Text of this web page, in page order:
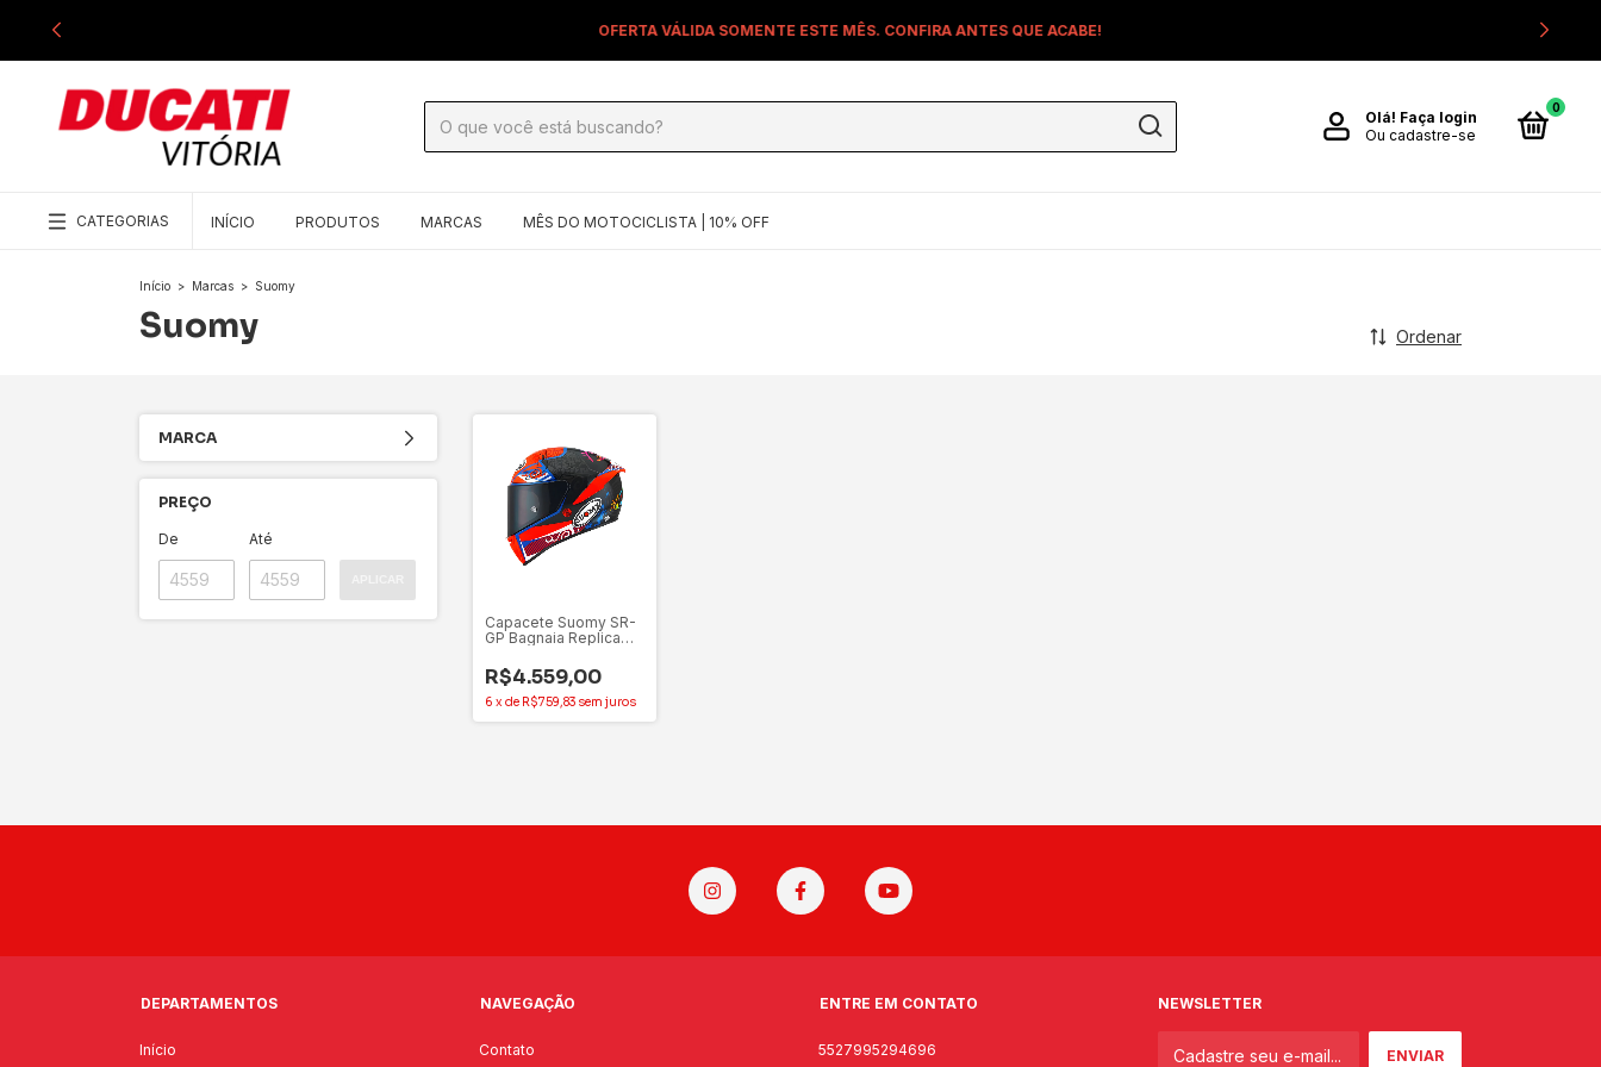
OFERTA VÁLIDA SOMENTE ESTE MÊS. CONFIRA ANTES QUE ACABE!
Olá! Faça login
Ou cadastre-se
0
CATEGORIAS INÍCIO PRODUTOS MARCAS MÊS DO MOTOCICLISTA | 10% OFF
Início > Marcas > Suomy
Suomy Ordenar
MARCA
PREÇO
De Até
Capacete Suomy SR-
GP Bagnaia Replica
R$4.559,00
6 xde R$759,83 sem juros
DEPARTAMENTOS
Início
NAVEGAÇÃO
Contato
ENTRE EM CONTATO
5527995294696
NEWSLETTER